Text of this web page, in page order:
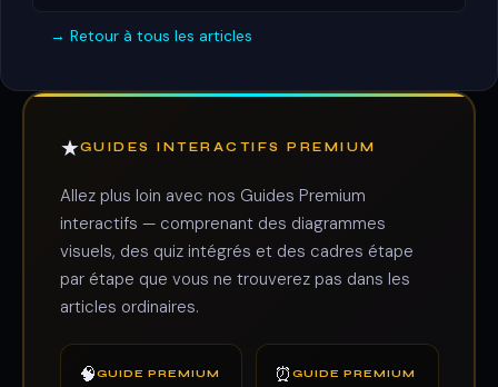
→ Retour à tous les articles
★GUIDES INTERACTIFS PREMIUM
Allez plus loin avec nos Guides Premium
interactifs — comprenant des diagrammes
visuels, des quiz intégrés et des cadres étape
par étape que vous ne trouverez pas dans les
articles ordinaires.
🧠GUIDE PREMIUM ⏰ GUIDE PREMIUM